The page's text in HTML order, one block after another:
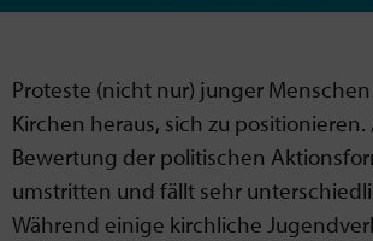
Proteste (nicht nur) junger
Kirchen heraus, sich zu
Bewertung der politischen
umstritten und fällt sehr
Während einige kirchliche